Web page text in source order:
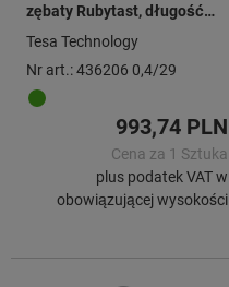
zębaty Rubytast, długość
dźwigni 12,5 mm z kulką
rubinową, zakres wskazań w
każdym kierunku / ⌀
obudowy: 0,4/29mm
Tesa Technology
Nr art.: 436206 0,4/29
993,74 PLN
Cena za 1 Sztuka
plus podatek VAT w
obowiązującej wysokości